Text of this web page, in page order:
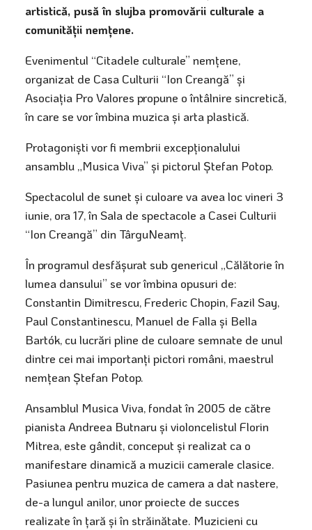
artistică, pusă în slujba promovării culturale a
comunității nemțene.
Evenimentul “Citadele culturale” nemțene,
organizat de Casa Culturii “Ion Creangă” și
Asociația Pro Valores propune o întâlnire sincretică,
în care se vor îmbina muzica și arta plastică.
Protagoniști vor fi membrii excepționalului
ansamblu „Musica Viva” și pictorul Ștefan Potop.
Spectacolul de sunet și culoare va avea loc vineri 3
iunie, ora 17, în Sala de spectacole a Casei Culturii
“Ion Creangă” din TârguNeamț.
În programul desfășurat sub genericul „Călătorie în
lumea dansului” se vor îmbina opusuri de:
Constantin Dimitrescu, Frederic Chopin, Fazil Say,
Paul Constantinescu, Manuel de Falla și Bella
Bartók, cu lucrări pline de culoare semnate de unul
dintre cei mai importanți pictori români, maestrul
nemțean Ștefan Potop.
Ansamblul Musica Viva, fondat în 2005 de către
pianista Andreea Butnaru și violoncelistul Florin
Mitrea, este gândit, conceput și realizat ca o
manifestare dinamică a muzicii camerale clasice.
Pasiunea pentru muzica de camera a dat nastere,
de-a lungul anilor, unor proiecte de succes
realizate în țară și în străinătate. Muzicieni cu